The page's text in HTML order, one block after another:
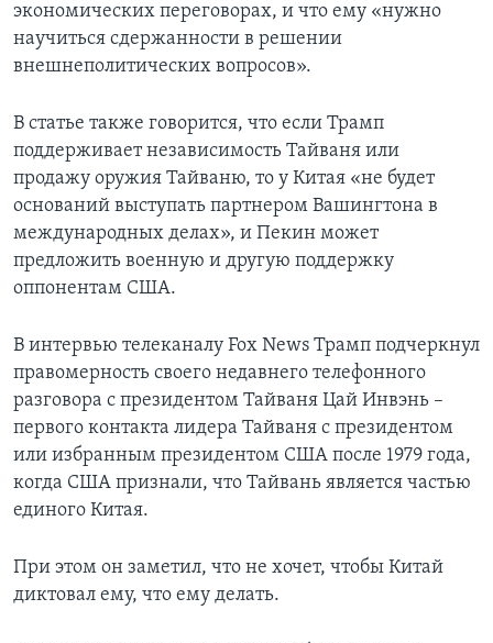
экономических переговорах, и что ему «нужно
научиться сдержанности в решении
внешнеполитических вопросов».
В статье также говорится, что если Трамп
поддерживает независимость Тайваня или
продажу оружия Тайваню, то у Китая «не будет
оснований выступать партнером Вашингтона в
международных делах», и Пекин может
предложить военную и другую поддержку
оппонентам США.
В интервью телеканалу Fox News Трамп подчеркнул
правомерность своего недавнего телефонного
разговора с президентом Тайваня Цай Инвэнь –
первого контакта лидера Тайваня с президентом
или избранным президентом США после 1979 года,
когда США признали, что Тайвань является частью
единого Китая.
При этом он заметил, что не хочет, чтобы Китай
диктовал ему, что ему делать.